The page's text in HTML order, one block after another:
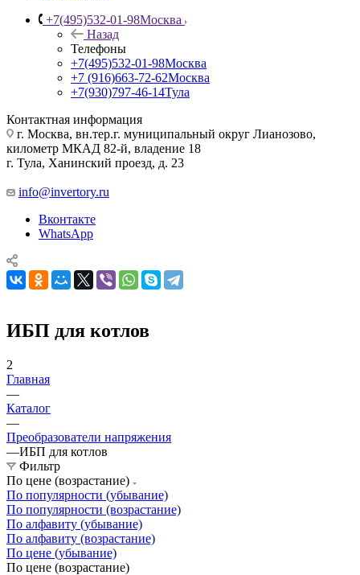
+7(495)532-01-98Москва
Назад
Телефоны
+7(495)532-01-98Москва
+7 (916)663-72-62Москва
+7(930)797-46-14Тула
Контактная информация
г. Москва, вн.тер.г. муниципальный округ Лианозово,
километр МКАД 82-й, владение 18
г. Тула, Ханинский проезд, д. 23
info@invertory.ru
Вконтакте
WhatsApp
ИБП для котлов
2
Главная
—
Каталог
—
Преобразователи напряжения
—ИБП для котлов
Фильтр
По цене (возрастание)
По популярности (убывание)
По популярности (возрастание)
По алфавиту (убывание)
По алфавиту (возрастание)
По цене (убывание)
По цене (возрастание)